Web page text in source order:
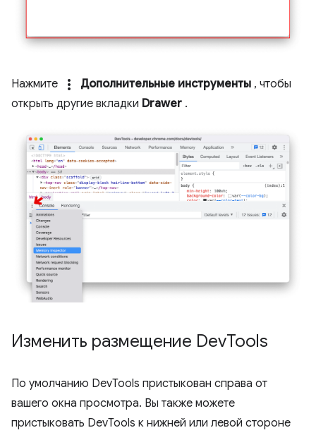
Нажмите more_vert Дополнительные инструменты , чтобы
открыть другие вкладки Drawer .
Изменить размещение DevTools
По умолчанию DevTools пристыкован справа от
вашего окна просмотра. Вы также можете
пристыковать DevTools к нижней или левой стороне